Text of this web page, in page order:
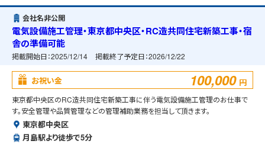
会社名非公開
電気設備施工管理・東京都中央区・RC造共同住宅新築工事・宿
舎の準備可能
掲載開始日：2025/12/14 掲載終了予定日：2026/12/22
お祝い金 100,000 円
東京都中央区のRC造共同住宅新築工事に伴う電気設備施工管理のお仕事で
す。安全管理や品質管理などの管理補助業務を担当して頂きます。
東京都中央区
月島駅より徒歩で5分